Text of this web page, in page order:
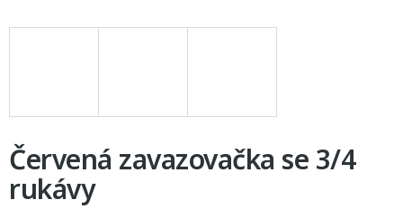
Červená zavazovačka se 3/4
rukávy